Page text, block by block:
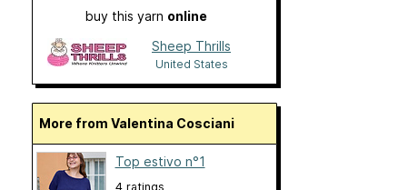
buy this yarn online
Sheep Thrills
United States
More from Valentina Cosciani
Top estivo n°1
4 ratings